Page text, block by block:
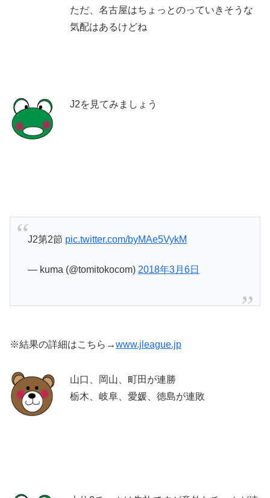
ただ、名古屋はちょっとのっていきそうな
気配はあるけどね
J2を見てみましょう
J2第2節 pic.twitter.com/byMAe5VykM
— kuma (@tomitokocom) 2018年3月6日
※結果の詳細はこちら→www.jleague.jp
山口、岡山、町田が連勝
栃木、岐阜、愛媛、徳島が連敗